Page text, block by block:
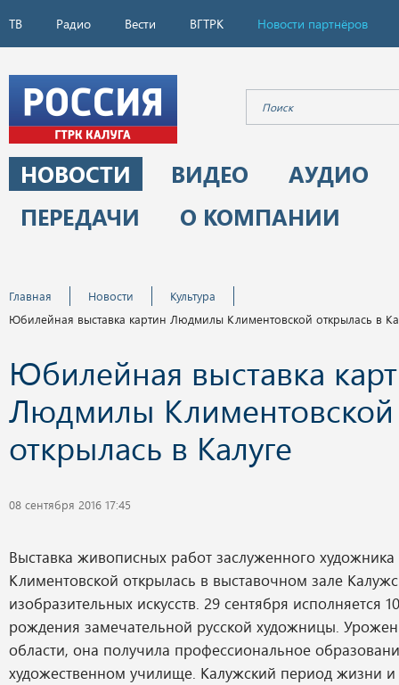
ТВ Радио Вести ВГТРК Новости партнёров
НОВОСТИ ВИДЕО
АУДИО
ПЕРЕДАЧИ
О КОМПАНИИ
Главная Новости
Культура
Юбилейная выставка картин Людмилы Климентовской открылась в
Юбилейная выставка
Людмилы Климентовской
открылась в Калуге
08 сентября 2016 17:45
Выставка живописных работ заслуженного
Климентовской открылась в выставочном зале
изобразительных искусств. 29 сентября исполняется
рождения замечательной русской художницы.
области, она получила профессиональное
художественном училище. Калужский период жизни и